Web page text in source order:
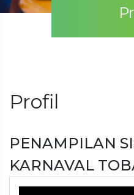
Profil
PENAMPILAN
KARNAVAL